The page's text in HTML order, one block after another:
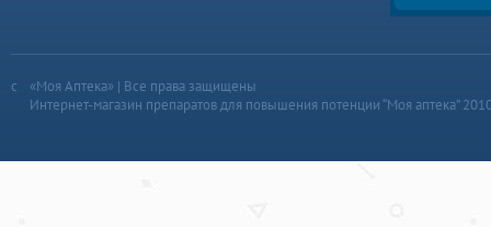
«Моя Аптека» | Все права защищены
Интернет-магазин препаратов для повышения потенции “Моя аптека”